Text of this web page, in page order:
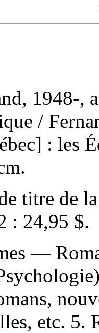
1948-,
/
: les
titre de
: 24,95 $.
—
etc. 5.